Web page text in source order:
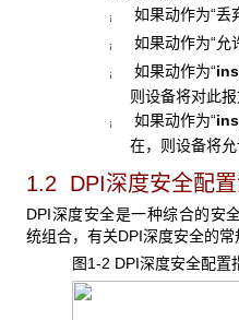
¡ 如果动作为“丢
¡ 如果动作为“允
¡ 如果动作为“
则设备将对此
¡ 如果动作为“
在，则设备将允
1.2 DPI深度安全配
DPI深度安全是一种综合的安
统组合，有关DPI深度安全的常
图1-2 DPI深度安全配置